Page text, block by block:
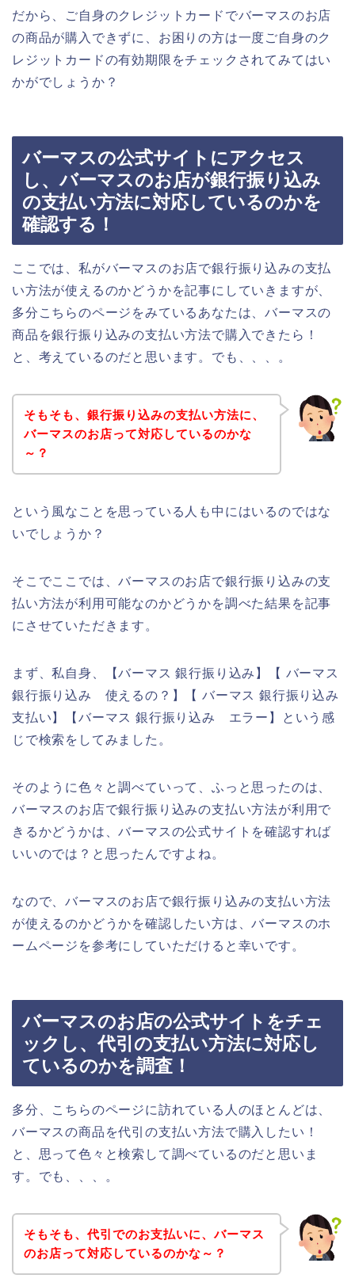
だから、ご自身のクレジットカードでバーマスのお店
の商品が購入できずに、お困りの方は一度ご自身のク
レジットカードの有効期限をチェックされてみてはい
かがでしょうか？
バーマスの公式サイトにアクセス
し、バーマスのお店が銀行振り込み
の支払い方法に対応しているのかを
確認する！
ここでは、私がバーマスのお店で銀行振り込みの支払
い方法が使えるのかどうかを記事にしていきますが、
多分こちらのページをみているあなたは、バーマスの
商品を銀行振り込みの支払い方法で購入できたら！
と、考えているのだと思います。でも、、、。
そもそも、銀行振り込みの支払い方法に、
バーマスのお店って対応しているのかな
～？
という風なことを思っている人も中にはいるのではな
いでしょうか？
そこでここでは、バーマスのお店で銀行振り込みの支
払い方法が利用可能なのかどうかを調べた結果を記事
にさせていただきます。
まず、私自身、【バーマス 銀行振り込み】【 バーマス
銀行振り込み 使えるの？】【 バーマス 銀行振り込み
支払い】【バーマス 銀行振り込み エラー】という感
じで検索をしてみました。
そのように色々と調べていって、ふっと思ったのは、
バーマスのお店で銀行振り込みの支払い方法が利用で
きるかどうかは、バーマスの公式サイトを確認すれば
いいのでは？と思ったんですよね。
なので、バーマスのお店で銀行振り込みの支払い方法
が使えるのかどうかを確認したい方は、バーマスのホ
ームページを参考にしていただけると幸いです。
バーマスのお店の公式サイトをチェ
ックし、代引の支払い方法に対応し
ているのかを調査！
多分、こちらのページに訪れている人のほとんどは、
バーマスの商品を代引の支払い方法で購入したい！
と、思って色々と検索して調べているのだと思いま
す。でも、、、。
そもそも、代引でのお支払いに、バーマス
のお店って対応しているのかな～？